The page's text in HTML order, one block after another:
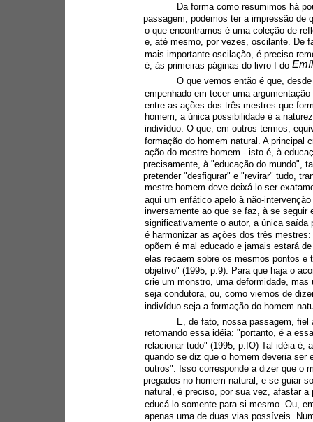
Da forma como resumimos há
passagem, podemos ter a impressão de
o que encontramos é uma coleção de
e, até mesmo, por vezes, oscilante. De
mais importante oscilação, é preciso
é, às primeiras páginas do livro I do
O que vemos então é que,
empenhado em tecer uma
entre as ações dos três mestres que
homem, a única possibilidade é a
indivíduo. O que, em outros termos,
formação do homem natural. A principal
ação do mestre homem - isto é, à
precisamente, à "educação do mundo",
pretender "desfigurar" e "revirar" tudo,
mestre homem deve deixá-lo ser
aqui um enfático apelo à não-
inversamente ao que se faz, à se seguir
significativamente o autor, a única
é harmonizar as ações dos três
opõem é mal educado e jamais estará
elas recaem sobre os mesmos pontos
objetivo" (1995, p.9). Para que haja o
crie um monstro, uma deformidade,
seja condutora, ou, como viemos de
indivíduo seja a formação do homem
E, de fato, nossa passagem,
retomando essa idéia: "portanto, é a
relacionar tudo" (1995, p.IO) Tal idéia é,
quando se diz que o homem deveria ser
outros". Isso corresponde a dizer que o
pregados no homem natural, e se guiar
natural, é preciso, por sua vez, afastar
educá-lo somente para si mesmo. Ou,
apenas uma de duas vias possíveis.